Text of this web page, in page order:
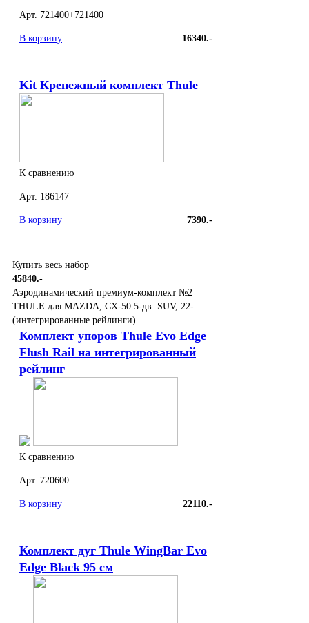
Арт. 721400+721400
В корзину 16340.-
Kit Крепежный комплект Thule
К сравнению
Арт. 186147
В корзину 7390.-
Купить весь набор
45840.-
Аэродинамический премиум-комплект №2
THULE для MAZDA, CX-50 5-дв. SUV, 22-
(интегрированные рейлинги)
Комплект упоров Thule Evo Edge
Flush Rail на интегрированный
рейлинг
К сравнению
Арт. 720600
В корзину 22110.-
Комплект дуг Thule WingBar Evo
Edge Black 95 см